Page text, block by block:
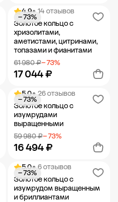
Добавить в корзину
4.9• 14 отзывов
Золотое кольцо с
хризолитами,
аметистами, цитринами,
топазами и фианитами
61 980 ₽− 73%
17 044 ₽
− 73%
Добавить в корзину
5.0• 26 отзывов
Золотое кольцо с
изумрудами
выращенными
59 980 ₽− 73%
16 494 ₽
− 73%
Добавить в корзину
5.0• 6 отзывов
Золотое кольцо с
изумрудом выращенным
и бриллиантами
− 73%